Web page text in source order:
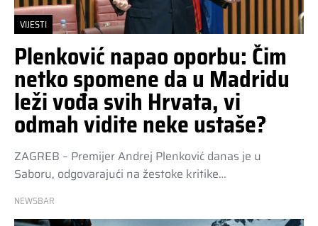
VIJESTI
Plenković napao oporbu: Čim
netko spomene da u Madridu
leži vođa svih Hrvata, vi
odmah vidite neke ustaše?
ZAGREB – Premijer Andrej Plenković danas je u
Saboru, odgovarajući na žestoke kritike…
NEWSBAR